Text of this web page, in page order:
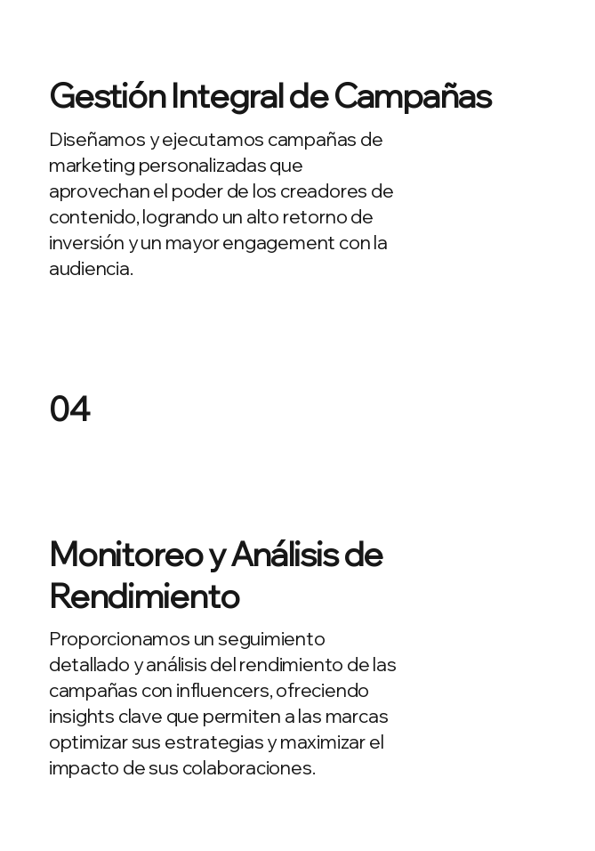
Gestión Integral de Campañas
Diseñamos y ejecutamos campañas de
marketing personalizadas que
aprovechan el poder de los creadores de
contenido, logrando un alto retorno de
inversión y un mayor engagement con la
audiencia.
04
Monitoreo y Análisis de
Rendimiento
Proporcionamos un seguimiento
detallado y análisis del rendimiento de las
campañas con influencers, ofreciendo
insights clave que permiten a las marcas
optimizar sus estrategias y maximizar el
impacto de sus colaboraciones.